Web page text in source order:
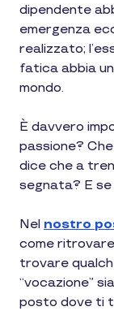
dipendente
emergenza
realizzato;
fatica abbia
mondo.
È davvero
passione?
dice che a
segnata? E se
Nel nostro
come ritrovare
trovare
“vocazione”
posto dove ti